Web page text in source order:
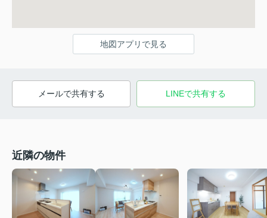
地図アプリで見る
メールで共有する LINEで共有する
近隣の物件